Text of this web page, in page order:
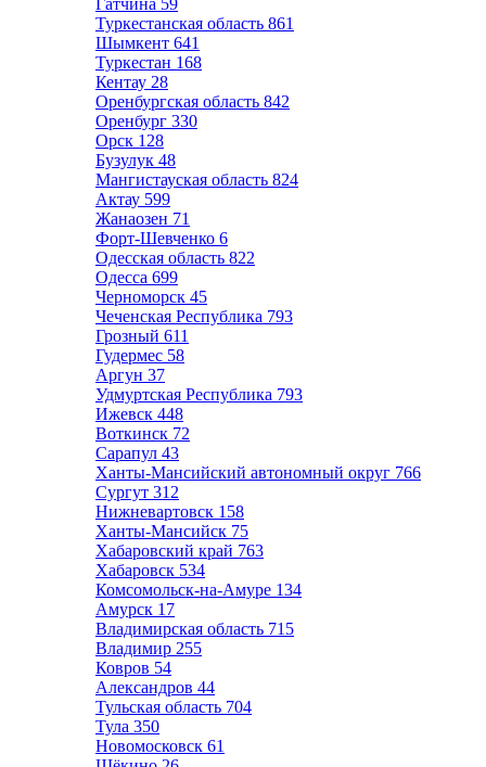
Гатчина 59
Туркестанская область 861
Шымкент 641
Туркестан 168
Кентау 28
Оренбургская область 842
Оренбург 330
Орск 128
Бузулук 48
Мангистауская область 824
Актау 599
Жанаозен 71
Форт-Шевченко 6
Одесская область 822
Одесса 699
Черноморск 45
Чеченская Республика 793
Грозный 611
Гудермес 58
Аргун 37
Удмуртская Республика 793
Ижевск 448
Воткинск 72
Сарапул 43
Ханты-Мансийский автономный округ 766
Сургут 312
Нижневартовск 158
Ханты-Мансийск 75
Хабаровский край 763
Хабаровск 534
Комсомольск-на-Амуре 134
Амурск 17
Владимирская область 715
Владимир 255
Ковров 54
Александров 44
Тульская область 704
Тула 350
Новомосковск 61